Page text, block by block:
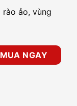
ảo, vùng
K2 số lượng
MUA NGAY